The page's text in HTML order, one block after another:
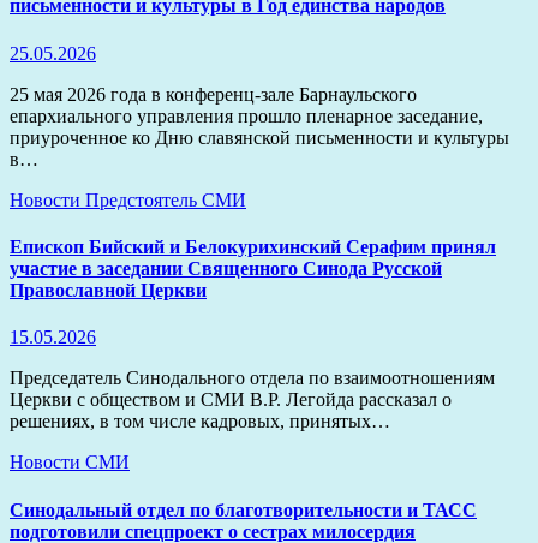
письменности и культуры в Год единства народов
25.05.2026
25 мая 2026 года в конференц‑зале Барнаульского
епархиального управления прошло пленарное заседание,
приуроченное ко Дню славянской письменности и культуры
в…
Новости Предстоятель СМИ
Епископ Бийский и Белокурихинский Серафим принял
участие в заседании Священного Синода Русской
Православной Церкви
15.05.2026
Председатель Синодального отдела по взаимоотношениям
Церкви с обществом и СМИ В.Р. Легойда рассказал о
решениях, в том числе кадровых, принятых…
Новости СМИ
Синодальный отдел по благотворительности и ТАСС
подготовили спецпроект о сестрах милосердия